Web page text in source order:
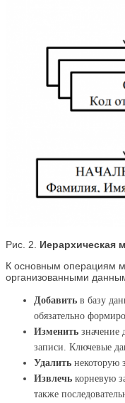
Рис. 2. Иерархическая
К основным операциям
организованными
Добавить в базу
обязательно
Изменить значение
записи. Ключевые
Удалить некоторую
Извлечь корневую
также